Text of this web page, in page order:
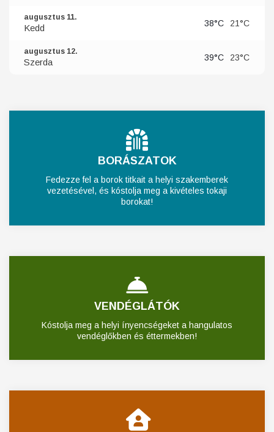
augusztus 11.
Kedd 38°C 21°C
augusztus 12.
Szerda 39°C 23°C
BORÁSZATOK
Fedezze fel a borok titkait a helyi szakemberek
vezetésével, és kóstolja meg a kivételes tokaji
borokat!
VENDÉGLÁTÓK
Kóstolja meg a helyi ínyencségeket a hangulatos
vendéglőkben és éttermekben!